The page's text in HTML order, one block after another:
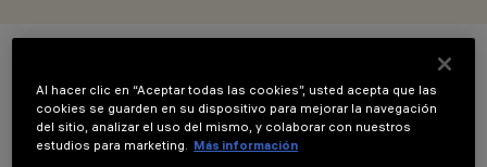
COLOR
Al hacer clic en “Aceptar todas las cookies”, usted acepta que las
cookies se guarden en su dispositivo para mejorar la navegación
del sitio, analizar el uso del mismo, y colaborar con nuestros
estudios para marketing. Más información